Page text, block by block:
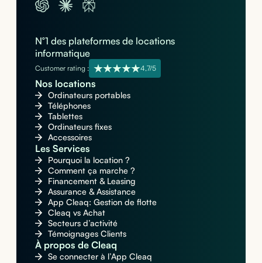
N°1 des plateformes de locations
informatique
Customer rating : 4,7/5
Nos locations
Ordinateurs portables
Téléphones
Tablettes
Ordinateurs fixes
Accessoires
Les Services
Pourquoi la location ?
Comment ça marche ?
Financement & Leasing
Assurance & Assistance
App Cleaq: Gestion de flotte
Cleaq vs Achat
Secteurs d’activité
Témoignages Clients
À propos de Cleaq
Se connecter à l’App Cleaq